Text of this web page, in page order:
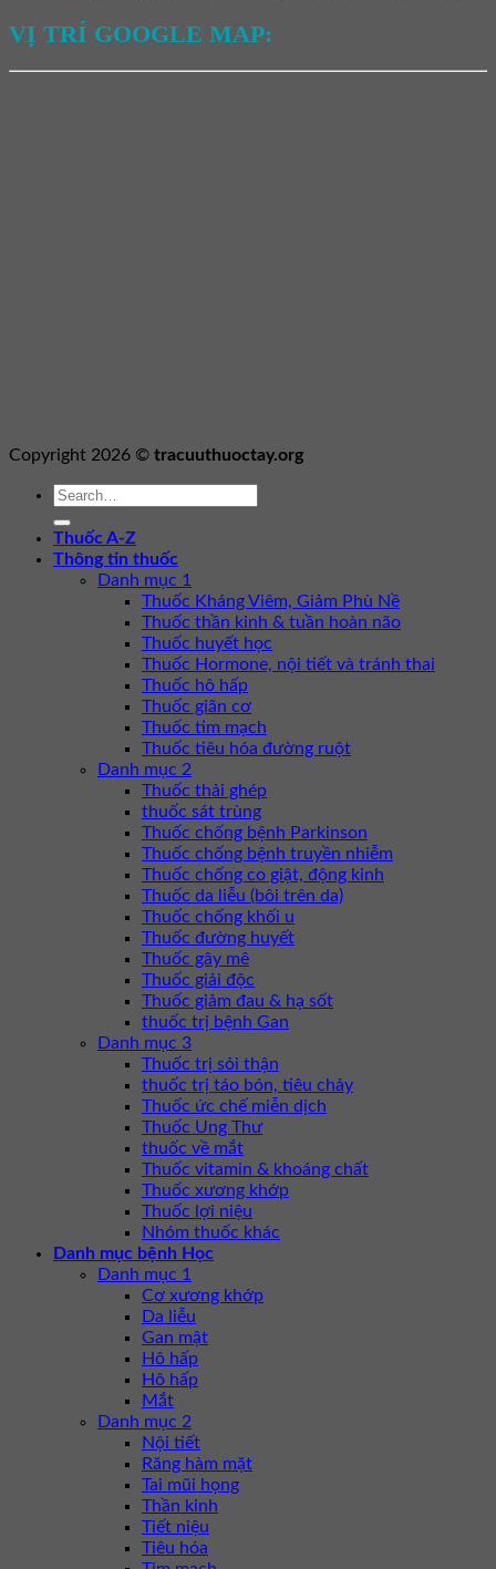
VỊ TRÍ GOOGLE MAP:
Copyright 2026 © tracuuthuoctay.org
Thuốc A-Z
Thông tin thuốc
Danh mục 1
Thuốc Kháng Viêm, Giảm Phù Nề
Thuốc thần kinh & tuần hoàn não
Thuốc huyết học
Thuốc Hormone, nội tiết và tránh thai
Thuốc hô hấp
Thuốc giãn cơ
Thuốc tim mạch
Thuốc tiêu hóa đường ruột
Danh mục 2
Thuốc thải ghép
thuốc sát trùng
Thuốc chống bệnh Parkinson
Thuốc chống bệnh truyền nhiễm
Thuốc chống co giật, động kinh
Thuốc da liễu (bôi trên da)
Thuốc chống khối u
Thuốc đường huyết
Thuốc gây mê
Thuốc giải độc
Thuốc giảm đau & hạ sốt
thuốc trị bệnh Gan
Danh mục 3
Thuốc trị sỏi thận
thuốc trị táo bón, tiêu chảy
Thuốc ức chế miễn dịch
Thuốc Ung Thư
thuốc về mắt
Thuốc vitamin & khoáng chất
Thuốc xương khớp
Thuốc lợi niệu
Nhóm thuốc khác
Danh mục bệnh Học
Danh mục 1
Cơ xương khớp
Da liễu
Gan mật
Hô hấp
Hô hấp
Mắt
Danh mục 2
Nội tiết
Răng hàm mặt
Tai mũi họng
Thần kinh
Tiết niệu
Tiêu hóa